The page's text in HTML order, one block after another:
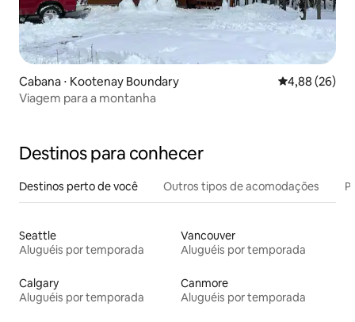
Cabana ⋅ Kootenay Boundary 4,88 de uma
4,88 (26)
Viagem para a montanha
Destinos para conhecer
Destinos perto de você Outros tipos de acomodações
Seattle
Aluguéis por temporada
Vancouver
Aluguéis por temporada
Calgary
Aluguéis por temporada
Canmore
Aluguéis por temporada